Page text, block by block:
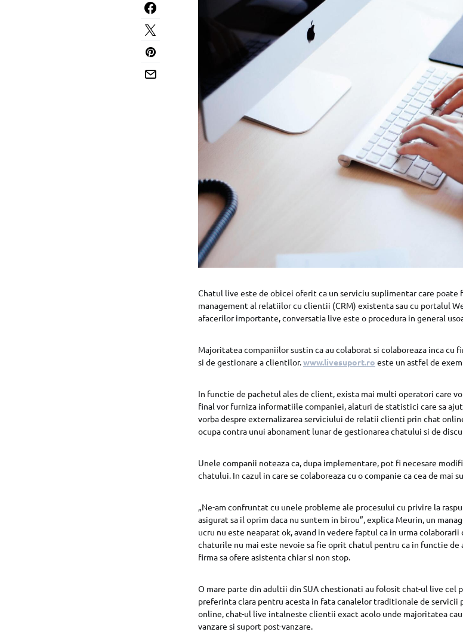
Chatul live este de obicei oferit ca un serviciu suplimentar care
management al relatiilor cu clientii (CRM) existenta sau cu portalul
afacerilor importante, conversatia live este o procedura in general
Majoritatea companiilor sustin ca au colaborat si colaboreaza inca cu
si de gestionare a clientilor.www.livesuport.ro este un astfel de
In functie de pachetul ales de client, exista mai multi operatori care
final vor furniza informatiile companiei, alaturi de statistici care sa
vorba despre externalizarea serviciului de relatii clienti prin chat
ocupa contra unui abonament lunar de gestionarea chatului si de
Unele companii noteaza ca, dupa implementare, pot fi necesare
chatului. In cazul in care se colaboreaza cu o companie ca cea de mai
„Ne-am confruntat cu unele probleme ale procesului cu privire la
asigurat sa il oprim daca nu suntem in birou”, explica Meurin, un
ucru nu este neaparat ok, avand in vedere faptul ca in urma
chaturile nu mai este nevoie sa fie oprit chatul pentru ca in functie
firma sa ofere asistenta chiar si non stop.
O mare parte din adultii din SUA chestionati au folosit chat-ul live cel
preferinta clara pentru acesta in fata canalelor traditionale de servicii
online, chat-ul live intalneste clientii exact acolo unde majoritatea
vanzare si suport post-vanzare.